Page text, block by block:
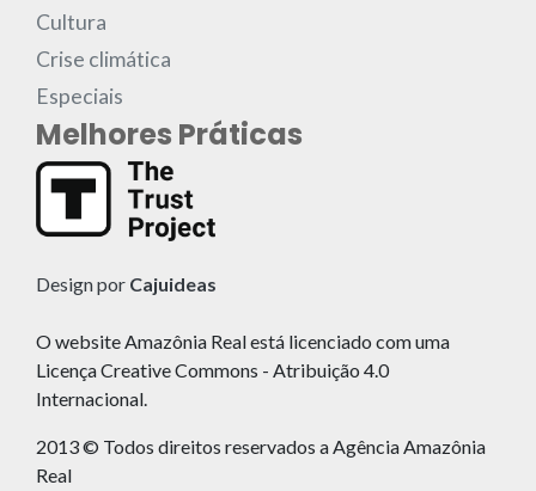
Cultura
Crise climática
Especiais
Melhores Práticas
Design por Cajuideas
O website Amazônia Real está licenciado com uma
Licença Creative Commons - Atribuição 4.0
Internacional.
2013 © Todos direitos reservados a Agência Amazônia
Real